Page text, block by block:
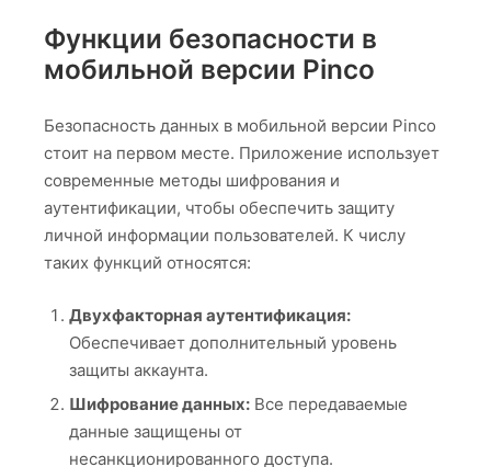
Функции безопасности в
мобильной версии Pinco
Безопасность данных в мобильной версии Pinco
стоит на первом месте. Приложение использует
современные методы шифрования и
аутентификации, чтобы обеспечить защиту
личной информации пользователей. К числу
таких функций относятся:
Двухфакторная аутентификация:
Обеспечивает дополнительный уровень
защиты аккаунта.
Шифрование данных:Все передаваемые
данные защищены от
несанкционированного доступа.